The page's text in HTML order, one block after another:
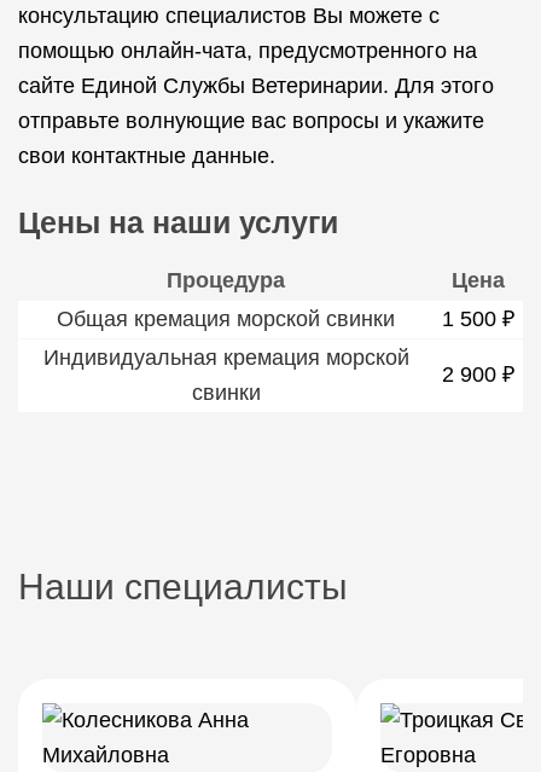
консультацию специалистов Вы можете с
помощью онлайн-чата, предусмотренного на
сайте Единой Службы Ветеринарии. Для этого
отправьте волнующие вас вопросы и укажите
свои контактные данные.
Цены на наши услуги
Процедура
Цена
Общая кремация морской свинки
1 500 ₽
Индивидуальная кремация морской
свинки
2 900 ₽
Наши специалисты